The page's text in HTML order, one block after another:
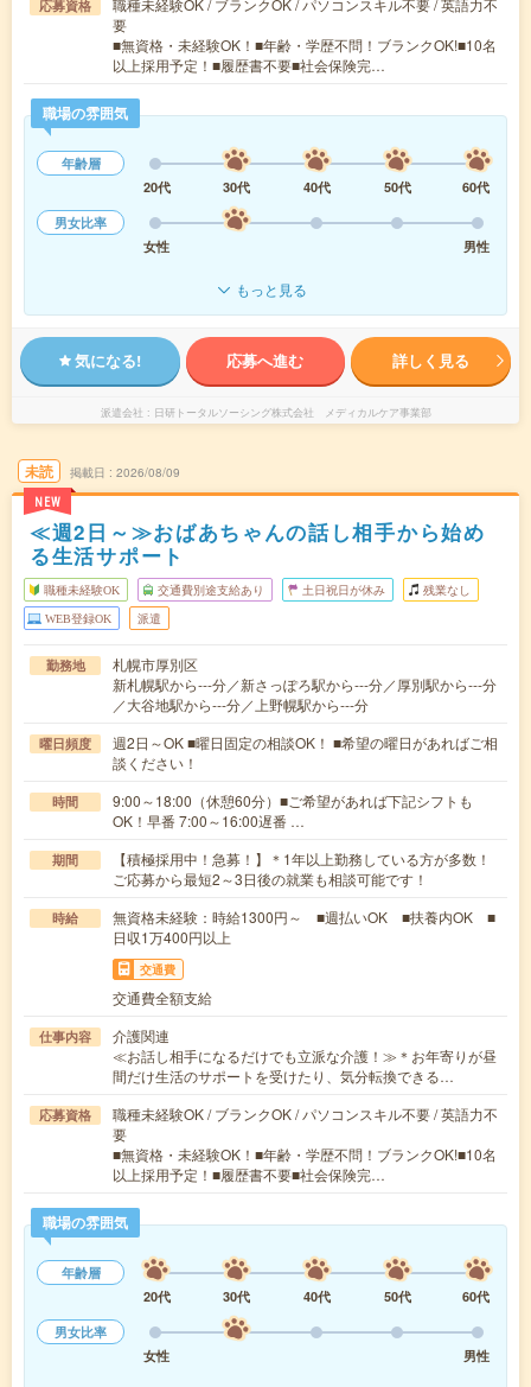
応募資格
職種未経験OK / ブランクOK / パソコンスキル不要 / 英語力不
要
■無資格・未経験OK！■年齢・学歴不問！ブランクOK!■10名
以上採用予定！■履歴書不要■社会保険完…
職場の雰囲気
年齢層
20代
30代 40代 50代
60代
男女比率
女性
男性
もっと見る
気になる! 応募へ進む 詳しく見る
派遣会社 日研トータルソーシング株式会社 メディカルケア事業部
未読
NEW
掲載日 2026/08/09
≪週2日～≫おばあちゃんの話し相手から始め
る生活サポート
職種未経験OK 交通費別途支給あり 土日祝日が休み 残業なし
WEB登録OK 派遣
勤務地
札幌市厚別区
新札幌駅から---分／新さっぽろ駅から---分／厚別駅から---分
／大谷地駅から---分／上野幌駅から---分
曜日頻度
週2日～OK ■曜日固定の相談OK！ ■希望の曜日があればご相
談ください！
時間
9:00～18:00（休憩60分）■ご希望があれば下記シフトも
OK！早番 7:00～16:00遅番 …
期間
【積極採用中！急募！】＊1年以上勤務している方が多数！
ご応募から最短2～3日後の就業も相談可能です！
時給
無資格未経験：時給1300円～ ■週払いOK ■扶養内OK ■
日収1万400円以上
交通費
交通費全額支給
仕事内容
介護関連
≪お話し相手になるだけでも立派な介護！≫＊お年寄りが昼
間だけ生活のサポートを受けたり、気分転換できる…
応募資格
職種未経験OK / ブランクOK / パソコンスキル不要 / 英語力不
要
■無資格・未経験OK！■年齢・学歴不問！ブランクOK!■10名
以上採用予定！■履歴書不要■社会保険完…
職場の雰囲気
年齢層
20代
30代 40代 50代
60代
男女比率
女性
男性